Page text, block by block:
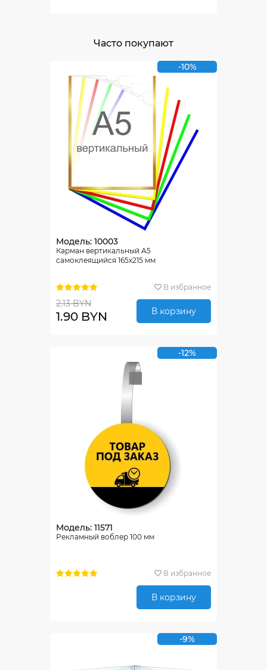
Часто покупают
-10%
Модель: 10003
Карман вертикальный А5
самоклеящийся 165х215 мм
В избранное
2.13 BYN
1.90 BYN В корзину
-12%
Модель: 11571
Рекламный воблер 100 мм
В избранное
В корзину
-9%